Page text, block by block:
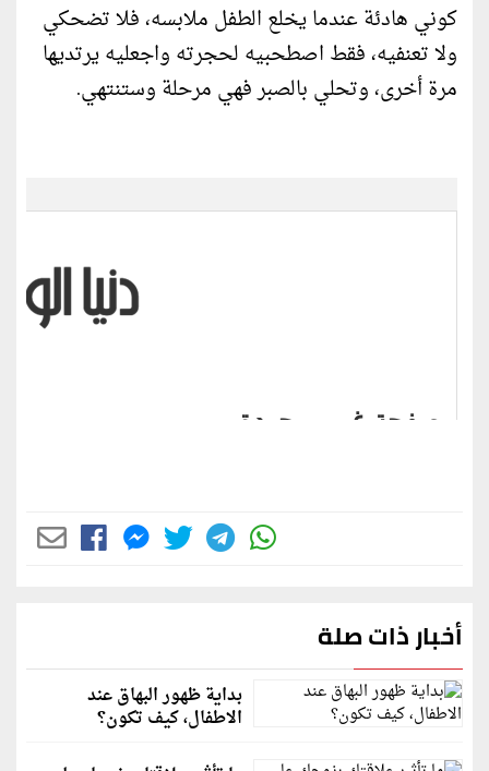
كوني هادئة عندما يخلع الطفل ملابسه، فلا تضحكي
ولا تعنفيه، فقط اصطحبيه لحجرته واجعليه يرتديها
مرة أخرى، وتحلي بالصبر فهي مرحلة وستنتهي.
أخبار ذات صلة
بداية ظهور البهاق عند
الاطفال، كيف تكون؟